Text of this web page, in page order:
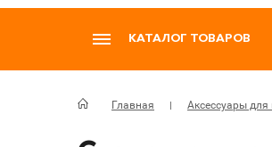
КАТАЛОГ ТОВАРОВ
Главная Аксессуары